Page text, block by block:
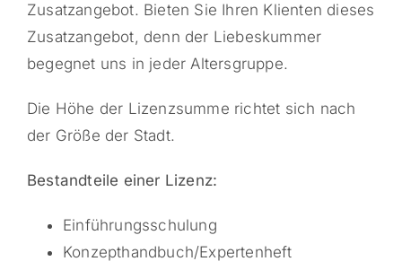
Zusatzangebot. Bieten Sie Ihren Klienten dieses
Zusatzangebot, denn der Liebeskummer
begegnet uns in jeder Altersgruppe.
Die Höhe der Lizenzsumme richtet sich nach
der Größe der Stadt.
Bestandteile einer Lizenz:
Einführungsschulung
Konzepthandbuch/Expertenheft